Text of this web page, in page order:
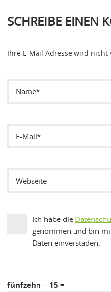
SCHREIBE EINEN
Ihre E-Mail Adresse wird nicht
Ich habe die
genommen und bin
Daten einverstaden.
fünfzehn − 15 =